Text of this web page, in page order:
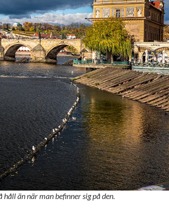
än när man befinner sig på den.